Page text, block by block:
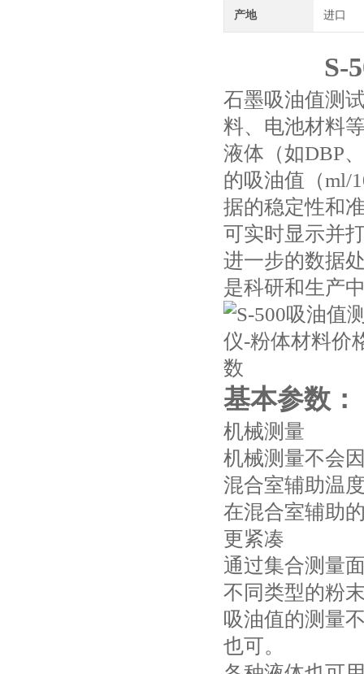
产地 进口
S-
石墨吸油值测
料、电池材料
液体（如DBP
的吸油值（ml/
据的稳定性和
可实时显示并
进一步的数据
是科研和生产
基本参数：
机械测量
机械测量不会
混合室辅助温
在混合室辅助
更紧凑
通过集合测量
不同类型的粉
吸油值的测量
也可。